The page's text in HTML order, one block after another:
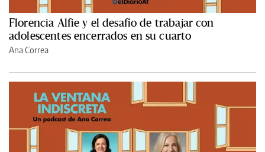
Florencia Alfie y el desafío de trabajar con
adolescentes encerrados en su cuarto
Ana Correa